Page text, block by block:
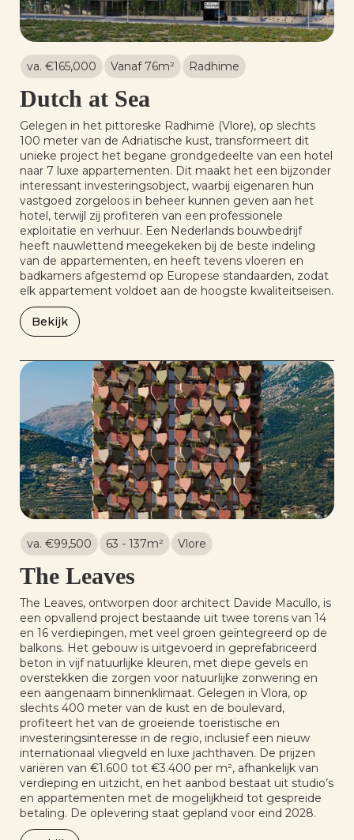
va. €165,000 Vanaf 76m² Radhime
Dutch at Sea
Gelegen in het pittoreske Radhimë (Vlore), op slechts
100 meter van de Adriatische kust, transformeert dit
unieke project het begane grondgedeelte van een hotel
naar 7 luxe appartementen. Dit maakt het een bijzonder
interessant investeringsobject, waarbij eigenaren hun
vastgoed zorgeloos in beheer kunnen geven aan het
hotel, terwijl zij profiteren van een professionele
exploitatie en verhuur. Een Nederlands bouwbedrijf
heeft nauwlettend meegekeken bij de beste indeling
van de appartementen, en heeft tevens vloeren en
badkamers afgestemd op Europese standaarden, zodat
elk appartement voldoet aan de hoogste kwaliteitseisen.
Bekijk
va. €99,500 63 - 137m² Vlore
The Leaves
The Leaves, ontworpen door architect Davide Macullo, is
een opvallend project bestaande uit twee torens van 14
en 16 verdiepingen, met veel groen geïntegreerd op de
balkons. Het gebouw is uitgevoerd in geprefabriceerd
beton in vijf natuurlijke kleuren, met diepe gevels en
overstekken die zorgen voor natuurlijke zonwering en
een aangenaam binnenklimaat. Gelegen in Vlora, op
slechts 400 meter van de kust en de boulevard,
profiteert het van de groeiende toeristische en
investeringsinteresse in de regio, inclusief een nieuw
internationaal vliegveld en luxe jachthaven. De prijzen
variëren van €1.600 tot €3.400 per m², afhankelijk van
verdieping en uitzicht, en het aanbod bestaat uit studio’s
en appartementen met de mogelijkheid tot gespreide
betaling. De oplevering staat gepland voor eind 2028.